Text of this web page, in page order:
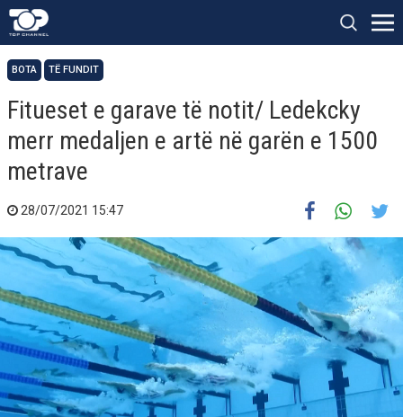
BOTA TË FUNDIT
Fitueset e garave të notit/ Ledekcky
merr medaljen e artë në garën e 1500
metrave
28/07/2021 15:47